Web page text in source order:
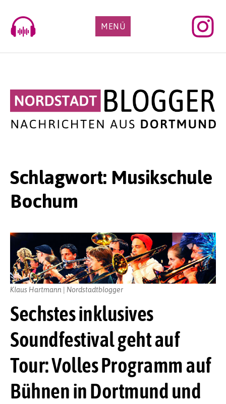
content
MENÜ
Schlagwort: Musikschule
Bochum
Sechstes inklusives
Soundfestival geht auf
Tour: Volles Programm auf
Bühnen in Dortmund und
Klaus Hartmann | Nordstadtblogger